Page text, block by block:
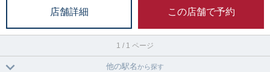
店舗詳細 この店舗で予約
1 / 1 ページ
他の駅名から探す